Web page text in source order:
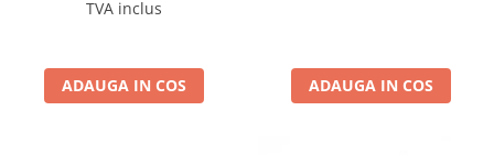
Night Vision, monitorizare live
TVA inclus
ADAUGA IN COS ADAUGA IN COS